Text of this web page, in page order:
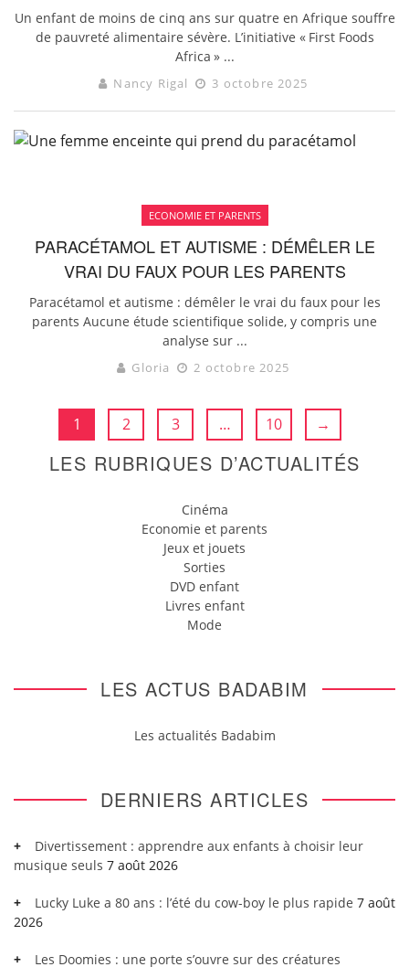
Un enfant de moins de cinq ans sur quatre en Afrique souffre
de pauvreté alimentaire sévère. L’initiative « First Foods
Africa » ...
Nancy Rigal 3 octobre 2025
ECONOMIE ET PARENTS
PARACÉTAMOL ET AUTISME : DÉMÊLER LE
VRAI DU FAUX POUR LES PARENTS
Paracétamol et autisme : démêler le vrai du faux pour les
parents Aucune étude scientifique solide, y compris une
analyse sur ...
Gloria 2 octobre 2025
1 2 3 … 10 →
LES RUBRIQUES D’ACTUALITÉS
Cinéma
Economie et parents
Jeux et jouets
Sorties
DVD enfant
Livres enfant
Mode
LES ACTUS BADABIM
Les actualités Badabim
DERNIERS ARTICLES
Divertissement : apprendre aux enfants à choisir leur
musique seuls 7 août 2026
Lucky Luke a 80 ans : l’été du cow-boy le plus rapide 7 août
2026
Les Doomies : une porte s’ouvre sur des créatures